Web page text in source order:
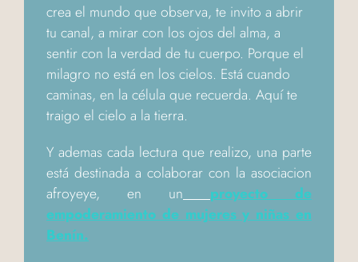
crea el mundo que observa, te invito a abrir
tu canal, a mirar con los ojos del alma, a
sentir con la verdad de tu cuerpo. Porque el
milagro no está en los cielos. Está cuando
caminas, en la célula que recuerda. Aquí te
traigo el cielo a la tierra.
Y ademas cada lectura que realizo, una parte
está destinada a colaborar con la asociacion
afroyeye, en un
proyecto de
empoderamiento de mujeres y niñas en
Benín.